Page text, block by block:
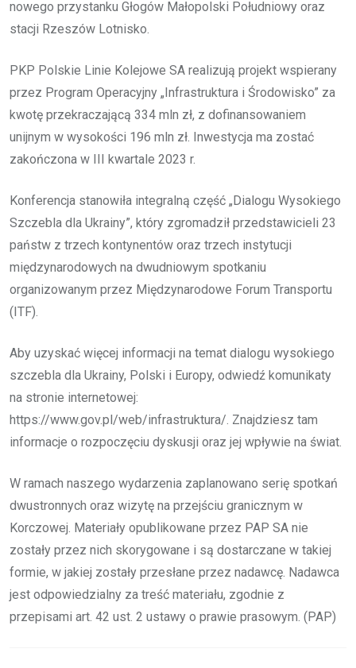
nowego przystanku Głogów Małopolski Południowy oraz
stacji Rzeszów Lotnisko.
PKP Polskie Linie Kolejowe SA realizują projekt wspierany
przez Program Operacyjny „Infrastruktura i Środowisko” za
kwotę przekraczającą 334 mln zł, z dofinansowaniem
unijnym w wysokości 196 mln zł. Inwestycja ma zostać
zakończona w III kwartale 2023 r.
Konferencja stanowiła integralną część „Dialogu Wysokiego
Szczebla dla Ukrainy”, który zgromadził przedstawicieli 23
państw z trzech kontynentów oraz trzech instytucji
międzynarodowych na dwudniowym spotkaniu
organizowanym przez Międzynarodowe Forum Transportu
(ITF).
Aby uzyskać więcej informacji na temat dialogu wysokiego
szczebla dla Ukrainy, Polski i Europy, odwiedź komunikaty
na stronie internetowej:
https://www.gov.pl/web/infrastruktura/. Znajdziesz tam
informacje o rozpoczęciu dyskusji oraz jej wpływie na świat.
W ramach naszego wydarzenia zaplanowano serię spotkań
dwustronnych oraz wizytę na przejściu granicznym w
Korczowej. Materiały opublikowane przez PAP SA nie
zostały przez nich skorygowane i są dostarczane w takiej
formie, w jakiej zostały przesłane przez nadawcę. Nadawca
jest odpowiedzialny za treść materiału, zgodnie z
przepisami art. 42 ust. 2 ustawy o prawie prasowym. (PAP)